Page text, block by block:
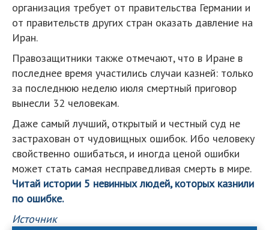
организация требует от правительства Германии и
от правительств других стран оказать давление на
Иран.
Правозащитники также отмечают, что в Иране в
последнее время участились случаи казней: только
за последнюю неделю июля смертный приговор
вынесли 32 человекам.
Даже самый лучший, открытый и честный суд не
застрахован от чудовищных ошибок. Ибо человеку
свойственно ошибаться, и иногда ценой ошибки
может стать самая несправедливая смерть в мире.
Читай истории 5 невинных людей, которых казнили
по ошибке.
Источник